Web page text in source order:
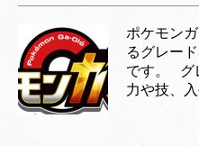
ポケモン
るグレー
です。 グ
力や技、